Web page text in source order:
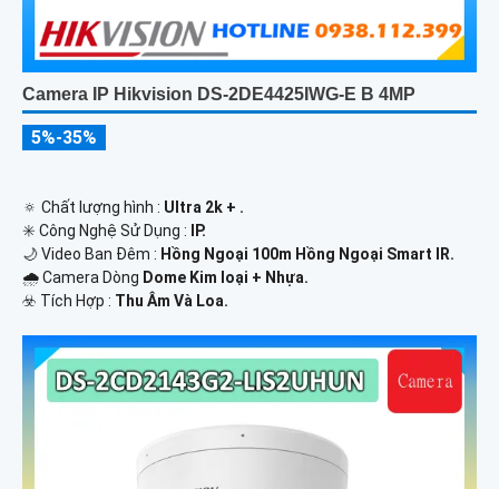
Camera IP Hikvision DS-2DE4425IWG-E B 4MP
5%-35%
🔅 Chất lượng hình : Ultra 2k + .
✳️ Công Nghệ Sử Dụng :
IP.
🌙 Video Ban Đêm : Hồng Ngoại 100m Hồng Ngoại Smart IR.
🌧️ Camera Dòng Dome Kim loại + Nhựa.
️☣️ Tích Hợp : Thu Âm Và Loa.